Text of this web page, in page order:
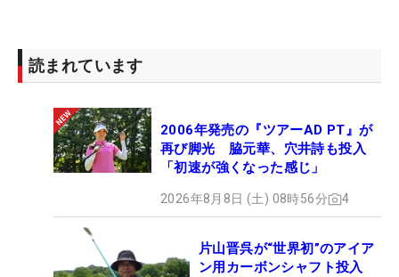
読まれています
2006年発売の『ツアーAD PT』が
再び脚光 脇元華、穴井詩も投入
「初速が強くなった感じ」
2026年8月8日 (土) 08時56分 4
片山晋呉が“世界初”のアイア
ン用カーボンシャフト投入